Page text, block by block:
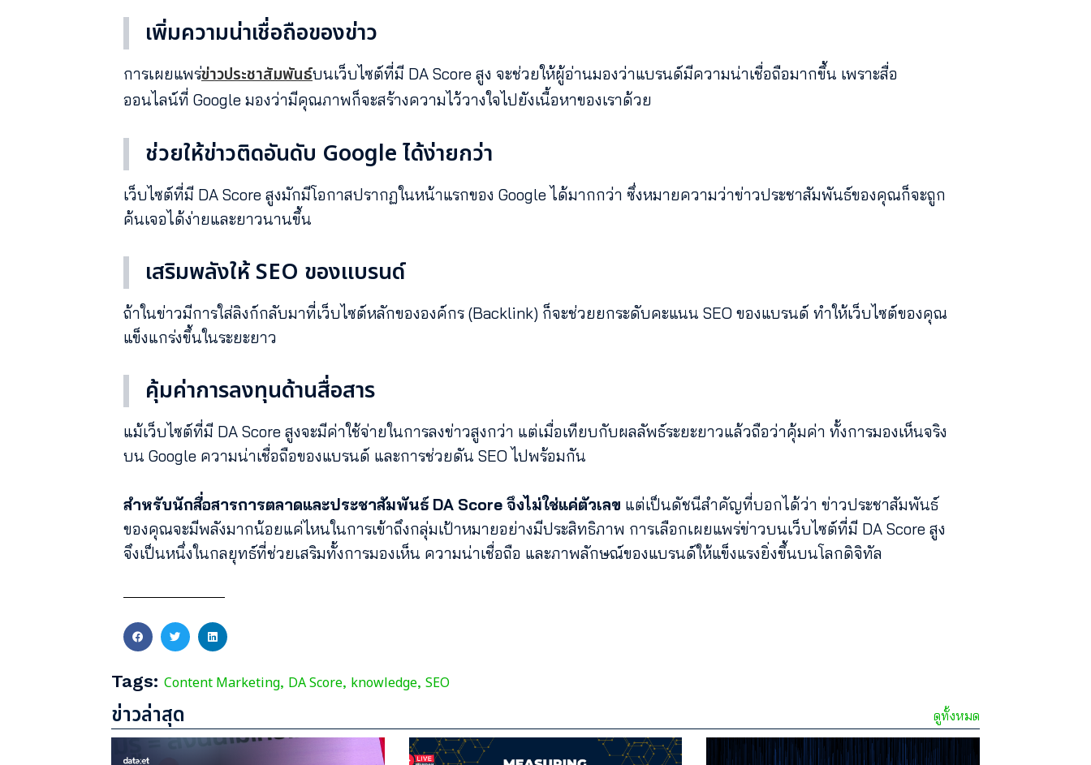
เพิ่มความน่าเชื่อถือของข่าว
การเผยแพร่ข่าวประชาสัมพันธ์บนเว็บไซต์ที่มี DA Score สูง จะช่วยให้ผู้อ่านมองว่าแบรนด์มีความน่าเชื่อถือมากขึ้น เพราะสื่อ
ออนไลน์ที่ Google มองว่ามีคุณภาพก็จะสร้างความไว้วางใจไปยังเนื้อหาของเราด้วย
ช่วยให้ข่าวติดอันดับ Google ได้ง่ายกว่า
เว็บไซต์ที่มี DA Score สูงมักมีโอกาสปรากฏในหน้าแรกของ Google ได้มากกว่า ซึ่งหมายความว่าข่าวประชาสัมพันธ์ของคุณก็จะถูก
ค้นเจอได้ง่ายและยาวนานขึ้น
เสริมพลังให้ SEO ของแบรนด์
ถ้าในข่าวมีการใส่ลิงก์กลับมาที่เว็บไซต์หลักขององค์กร (Backlink) ก็จะช่วยยกระดับคะแนน SEO ของแบรนด์ ทำให้เว็บไซต์ของคุณ
แข็งแกร่งขึ้นในระยะยาว
คุ้มค่าการลงทุนด้านสื่อสาร
แม้เว็บไซต์ที่มี DA Score สูงจะมีค่าใช้จ่ายในการลงข่าวสูงกว่า แต่เมื่อเทียบกับผลลัพธ์ระยะยาวแล้วถือว่าคุ้มค่า ทั้งการมองเห็นจริง
บน Google ความน่าเชื่อถือของแบรนด์ และการช่วยดัน SEO ไปพร้อมกัน
สำหรับนักสื่อสารการตลาดและประชาสัมพันธ์ DA Score จึงไม่ใช่แค่ตัวเลข แต่เป็นดัชนีสำคัญที่บอกได้ว่า ข่าวประชาสัมพันธ์
ของคุณจะมีพลังมากน้อยแค่ไหนในการเข้าถึงกลุ่มเป้าหมายอย่างมีประสิทธิภาพ การเลือกเผยแพร่ข่าวบนเว็บไซต์ที่มี DA Score สูง
จึงเป็นหนึ่งในกลยุทธ์ที่ช่วยเสริมทั้งการมองเห็น ความน่าเชื่อถือ และภาพลักษณ์ของแบรนด์ให้แข็งแรงยิ่งขึ้นบนโลกดิจิทัล
Tags: Content Marketing, DA Score, knowledge, SEO
ข่าวล่าสุด ดูทั้งหมด